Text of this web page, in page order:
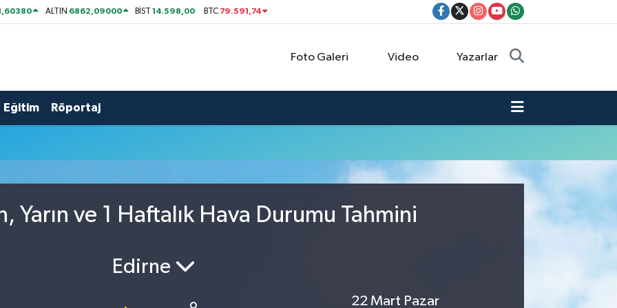
ALTIN 6862,09000 BİST14.598,00 BTC 79.591,74
Foto Galeri Video Yazarlar
Eğitim Röportaj
Yarın ve 1 Haftalık Hava Durumu Tahmini
Edirne
22 Mart Pazar